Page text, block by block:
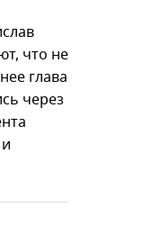
что не
глава
через